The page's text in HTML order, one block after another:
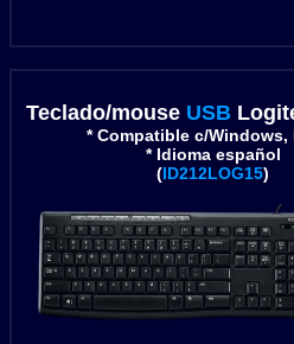
Teclado/mouse USB
* Compatible c/Windows,
* Idioma español
(ID212LOG15)